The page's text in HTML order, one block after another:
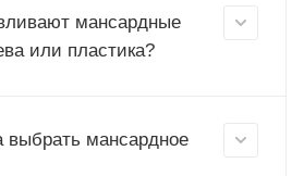
мансардные
или пластика?
выбрать мансардное